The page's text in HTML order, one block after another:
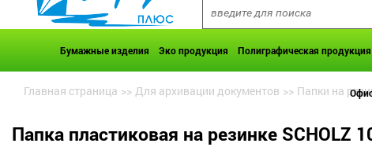
Бумажные изделия Эко продукция Полиграфическая продукция
Главная страница >> Для архивации документов >> Папки на
Папка пластиковая на резинке SCHOLZ